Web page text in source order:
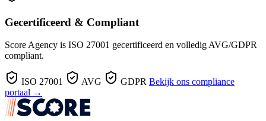
Gecertificeerd & Compliant
Score Agency is ISO 27001 gecertificeerd en volledig AVG/GDPR
compliant.
ISO 27001 AVG GDPR Bekijk ons compliance
portaal →